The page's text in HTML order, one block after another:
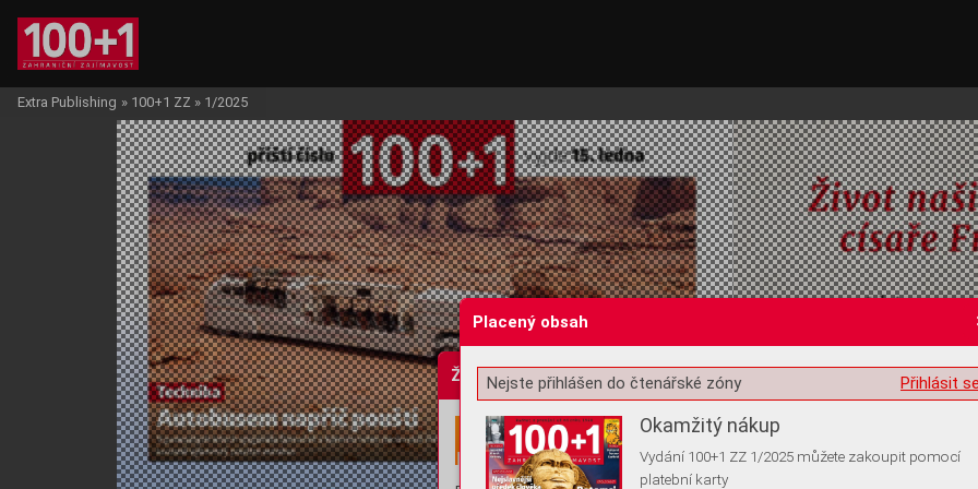
Žádost o souhlas s ukládáním volitelných informací
Extra Publishing » 100+1 ZZ » 1/2025
Placený obsah
Přihlásit
Nejste přihlášen do čtenářské zóny
Okamžitý nákup
Vydání 100+1 ZZ 1/2025 můžete zakoupit pomocí
platební karty